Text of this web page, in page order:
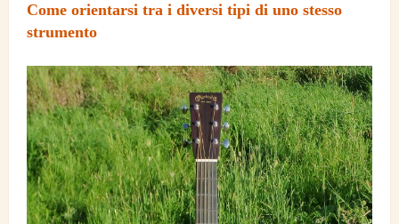
Come orientarsi tra i diversi tipi di uno stesso
strumento